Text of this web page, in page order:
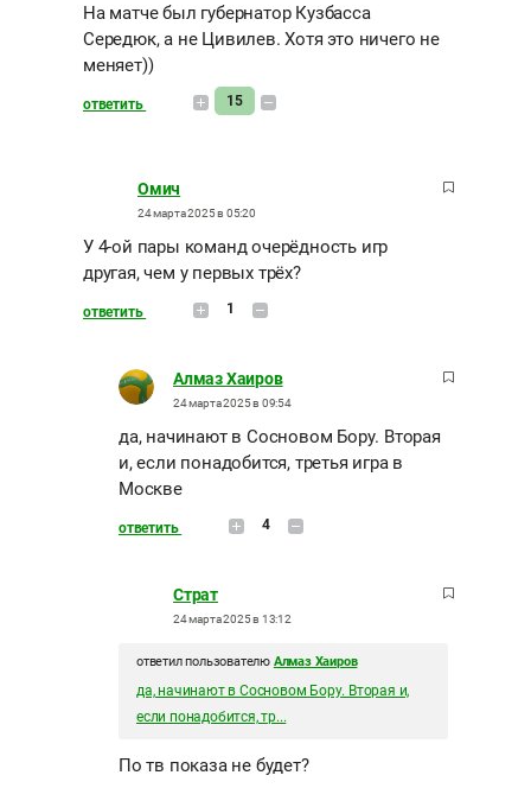
На матче был губернатор Кузбасса
Середюк, а не Цивилев. Хотя это ничего не
меняет))
ответить 15
Омич
24 марта 2025 в 05:20
У 4-ой пары команд очерёдность игр
другая, чем у первых трёх?
ответить 1
Алмаз Хаиров
24 марта 2025 в 09:54
да, начинают в Сосновом Бору. Вторая
и, если понадобится, третья игра в
Москве
ответить 4
Страт
24 марта 2025 в 13:12
ответил пользователю Алмаз Хаиров
да, начинают в Сосновом Бору. Вторая и,
если понадобится, тр...
По тв показа не будет?